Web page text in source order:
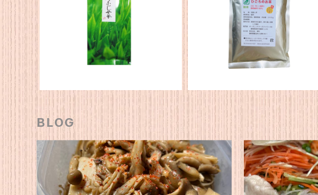
★新茶★【2026年度産】静岡産 深
蒸茶100ｇ
¥1,080
★新茶★【2026年産】静岡産 ひごろ
のお茶200g
¥1,296
BLOG